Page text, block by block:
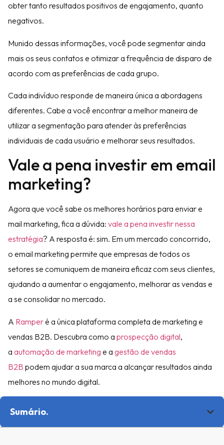
obter tanto resultados positivos de engajamento, quanto
negativos.
Munido dessas informações, você pode segmentar ainda
mais os seus contatos e otimizar a frequência de disparo de
acordo com as preferências de cada grupo.
Cada indivíduo responde de maneira única a abordagens
diferentes. Cabe a você encontrar a melhor maneira de
utilizar a segmentação para atender às preferências
individuais de cada usuário e melhorar seus resultados.
Vale a pena investir em email
marketing?
Agora que você sabe os melhores horários para enviar e
mail marketing, fica a dúvida: vale a pena investir nessa
estratégia? A resposta é: sim. Em um mercado concorrido,
o email marketing permite que empresas de todos os
setores se comuniquem de maneira eficaz com seus clientes,
ajudando a aumentar o engajamento, melhorar as vendas e
a se consolidar no mercado.
A Ramperé a única plataforma completa de marketing e
vendas B2B. Descubra como a prospecção digital,
a automação de marketing e a gestão de vendas
B2B podem ajudar a sua marca a alcançar resultados ainda
melhores no mundo digital.
Sumário.